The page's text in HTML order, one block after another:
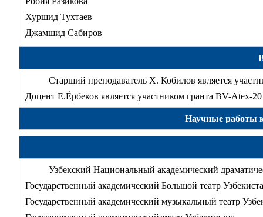
Хуршид Тухтаев
Джамшид Сабиров
Старший преподаватель Х. Кобилов является
Доцент Е.Ёрбеков является участником гранта BV-Atex-
Научные работы
Узбекский Национальный академический
Государственный академический Большой театр
Государственный академический музыкальный театр